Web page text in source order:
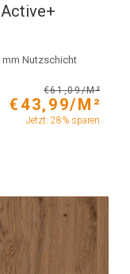
mm Nutzschicht
€61,09/M²
€43,99/M²
Jetzt: 28% sparen